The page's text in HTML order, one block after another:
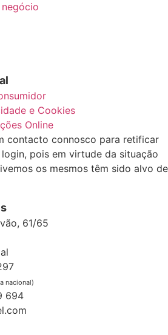
e Cookies
Online
contacto connosco para retificar
pois em virtude da situação
os mesmos têm sido alvo de
61/65
nacional)
694